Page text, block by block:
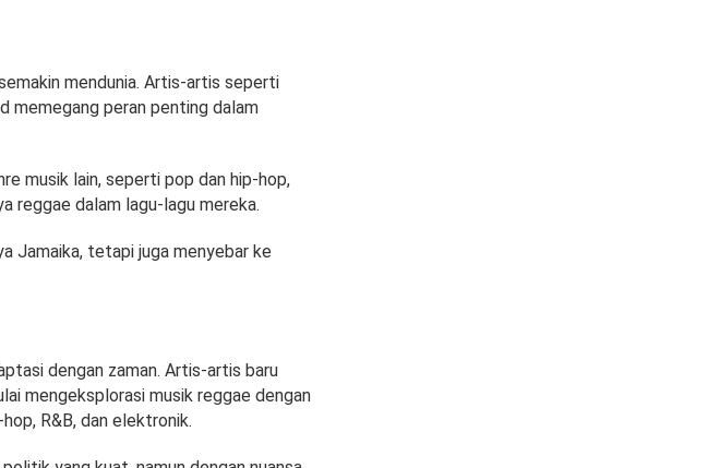
mendunia. Artis-artis seperti
memegang peran penting dalam
musik lain, seperti pop dan hip-hop,
reggae dalam lagu-lagu mereka.
Jamaika, tetapi juga menyebar ke
dengan zaman. Artis-artis baru
mengeksplorasi musik reggae dengan
R&B, dan elektronik.